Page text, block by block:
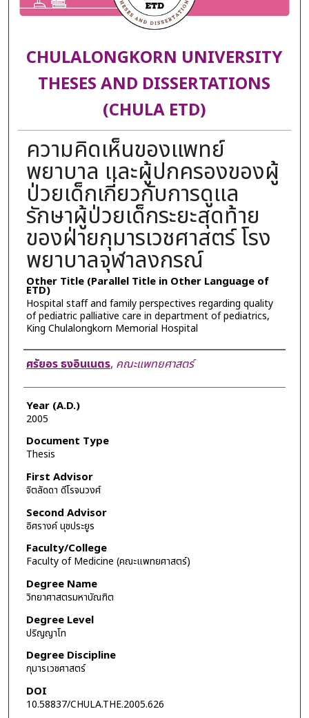
CHULALONGKORN UNIVERSITY
THESES AND DISSERTATIONS
(CHULA ETD)
ความคิดเห็นของแพทย์
พยาบาล และผู้ปกครองของผู้
ป่วยเด็กเกี่ยวกับการดูแล
รักษาผู้ป่วยเด็กระยะสุดท้าย
ของฝ่ายกุมารเวชศาสตร์ โรง
พยาบาลจุฬาลงกรณ์
Other Title (Parallel Title in Other Language of
ETD)
Hospital staff and family perspectives regarding quality
of pediatric palliative care in department of pediatrics,
King Chulalongkorn Memorial Hospital
Author
ศรัยอร ธงอินเนตร, คณะแพทยศาสตร์
Year (A.D.)
2005
Document Type
Thesis
First Advisor
จิตลัดดา ดีโรจนวงศ์
Second Advisor
อิศรางค์ นุชประยูร
Faculty/College
Faculty of Medicine (คณะแพทยศาสตร์)
Degree Name
วิทยาศาสตรมหาบัณฑิต
Degree Level
ปริญญาโท
Degree Discipline
กุมารเวชศาสตร์
DOI
10.58837/CHULA.THE.2005.626